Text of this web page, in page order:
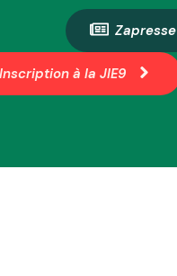
Zapresse
Inscription à la JIE9